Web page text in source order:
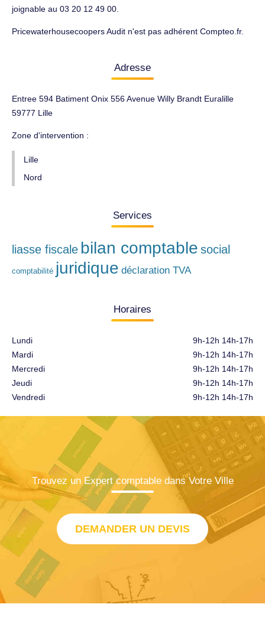
joignable au 03 20 12 49 00.
Pricewaterhousecoopers Audit n'est pas adhérent Compteo.fr.
Adresse
Entree 594 Batiment Onix 556 Avenue Willy Brandt Euralille
59777 Lille
Zone d'intervention :
Lille
Nord
Services
liasse fiscale bilan comptable social
comptabilité juridique déclaration TVA
Horaires
Lundi
Mardi
Mercredi
Jeudi
Vendredi
9h-12h 14h-17h
9h-12h 14h-17h
9h-12h 14h-17h
9h-12h 14h-17h
9h-12h 14h-17h
Trouvez un Expert comptable dans Votre Ville
DEMANDER UN DEVIS